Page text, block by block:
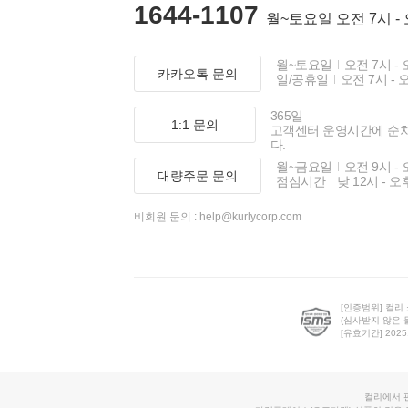
1644-1107 월~토요일 오전 7시 -
카카오톡 문의
월~토요일
오전 7시 -
일/공휴일
오전 7시 -
1:1 문의
365일
고객센터 운영시간에 순
다.
대량주문 문의
월~금요일
오전 9시 -
점심시간
낮 12시 - 오
비회원 문의 : help@kurlycorp.com
[인증범위] 컬리
(심사받지 않은
[유효기간]
컬리에서